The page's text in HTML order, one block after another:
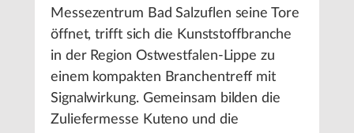
Messezentrum Bad Salzuflen seine Tore
öffnet, trifft sich die Kunststoffbranche
in der Region Ostwestfalen-Lippe zu
einem kompakten Branchentreff mit
Signalwirkung. Gemeinsam bilden die
Zuliefermesse Kuteno und die